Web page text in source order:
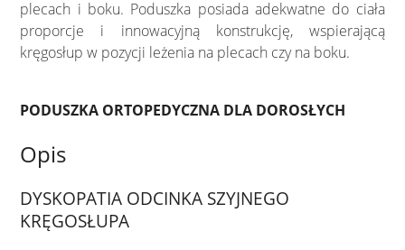
plecach i boku. Poduszka posiada adekwatne do ciała
proporcje i innowacyjną konstrukcję, wspierającą
kręgosłup w pozycji leżenia na plecach czy na boku.
PODUSZKA ORTOPEDYCZNA DLA DOROSŁYCH
Opis
DYSKOPATIA ODCINKA SZYJNEGO
KRĘGOSŁUPA